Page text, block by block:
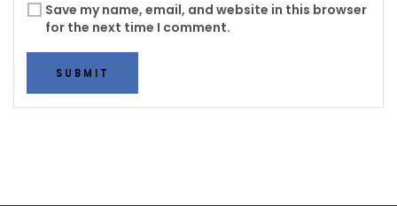
Save my name, email, and website in this browser
for the next time I comment.
SUBMIT